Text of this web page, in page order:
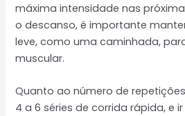
máxima intensidade nas
o descanso, é importante
leve, como uma caminhada,
muscular.
Quanto ao número de
4 a 6 séries de corrida rápida, e